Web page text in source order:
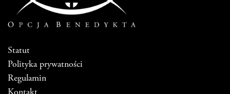
Statut
Polityka prywatności
Regulamin